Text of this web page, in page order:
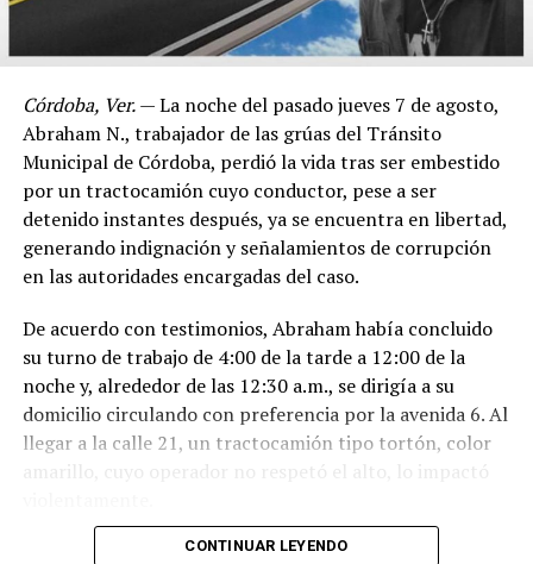
Córdoba, Ver.— La noche del pasado jueves 7 de agosto,
Abraham N., trabajador de las grúas del Tránsito
Municipal de Córdoba, perdió la vida tras ser embestido
por un tractocamión cuyo conductor, pese a ser
detenido instantes después, ya se encuentra en libertad,
generando indignación y señalamientos de corrupción
en las autoridades encargadas del caso.
De acuerdo con testimonios, Abraham había concluido
su turno de trabajo de 4:00 de la tarde a 12:00 de la
noche y, alrededor de las 12:30 a.m., se dirigía a su
domicilio circulando con preferencia por la avenida 6. Al
llegar a la calle 21, un tractocamión tipo tortón, color
amarillo, cuyo operador no respetó el alto, lo impactó
El conductor, identificado como Adán “N.”, de
CONTINUAR LEYENDO